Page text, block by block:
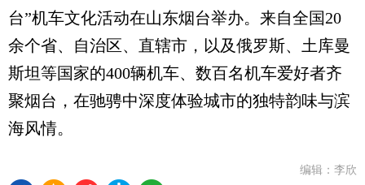
台”机车文化活动在山东烟台举办。来自全国20
余个省、自治区、直辖市，以及俄罗斯、土库曼
斯坦等国家的400辆机车、数百名机车爱好者齐
聚烟台，在驰骋中深度体验城市的独特韵味与滨
海风情。
编辑：李欣